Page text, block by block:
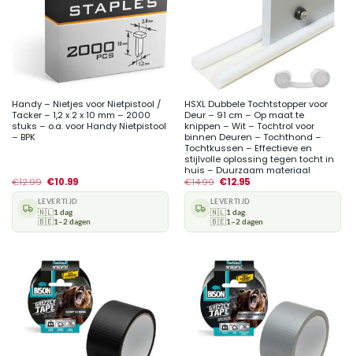
Handy – Nietjes voor Nietpistool /
Tacker – 1,2 x 2 x 10 mm – 2000
stuks – o.a. voor Handy Nietpistool
– BPK
€12.99 €10.99
LEVERTIJD
🇳🇱1 dag
🇧🇪1–2 dagen
HSXL Dubbele Tochtstopper voor
Deur – 91 cm – Op maat te
knippen – Wit – Tochtrol voor
binnen Deuren – Tochthond –
Tochtkussen – Effectieve en
stijlvolle oplossing tegen tocht in
huis – Duurzaam materiaal
€14.99 €12.95
LEVERTIJD
🇳🇱1 dag
🇧🇪1–2 dagen